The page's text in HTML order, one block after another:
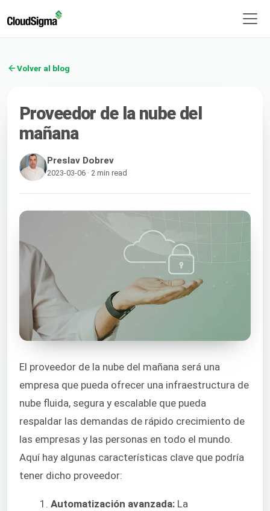
Volver al blog
Proveedor de la nube del
mañana
Preslav Dobrev
2023-03-06 · 2 min read
El proveedor de la nube del mañana será una
empresa que pueda ofrecer una infraestructura de
nube fluida, segura y escalable que pueda
respaldar las demandas de rápido crecimiento de
las empresas y las personas en todo el mundo.
Aquí hay algunas características clave que podría
tener dicho proveedor:
Automatización avanzada: La